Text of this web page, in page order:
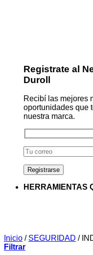
Registrate al
Duroll
Recibí las mejores
oportunidades que
nuestra marca.
HERRAMIENTAS
Inicio / SEGURIDAD /
Filtrar